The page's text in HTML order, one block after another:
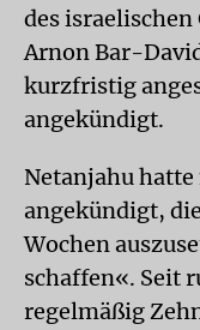
des
Arnon Bar-
kurzfristig
angekündigt.
Netanjahu
angekündigt,
Wochen
schaffen«. Seit
regelmäßig